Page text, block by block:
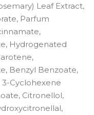
Leaf Extract,
Parfum
Hydrogenated
Benzyl Benzoate,
3-Cyclohexene
Citronellol,